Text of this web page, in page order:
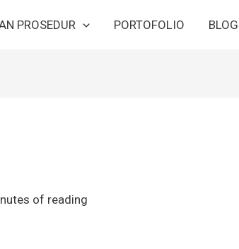
PROSEDUR PORTOFOLIO BLOG
of reading